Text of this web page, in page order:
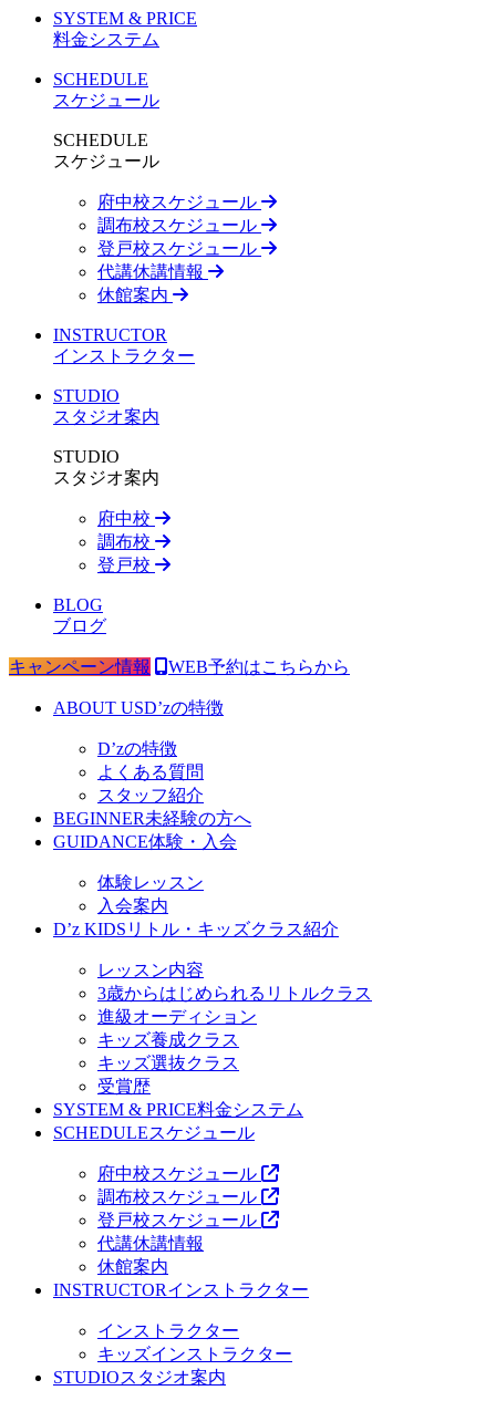
SYSTEM & PRICE
料金システム
SCHEDULE
スケジュール
SCHEDULE
スケジュール
府中校スケジュール
調布校スケジュール
登戸校スケジュール
代講休講情報
休館案内
INSTRUCTOR
インストラクター
STUDIO
スタジオ案内
STUDIO
スタジオ案内
府中校
調布校
登戸校
BLOG
ブログ
キャンペーン情報 WEB予約はこちらから
ABOUT USD’zの特徴
D’zの特徴
よくある質問
スタッフ紹介
BEGINNER未経験の方へ
GUIDANCE体験・入会
体験レッスン
入会案内
D’z KIDS リトル・キッズクラス紹介
レッスン内容
3歳からはじめられるリトルクラス
進級オーディション
キッズ養成クラス
キッズ選抜クラス
受賞歴
SYSTEM & PRICE料金システム
SCHEDULEスケジュール
府中校スケジュール
調布校スケジュール
登戸校スケジュール
代講休講情報
休館案内
INSTRUCTORインストラクター
インストラクター
キッズインストラクター
STUDIOスタジオ案内